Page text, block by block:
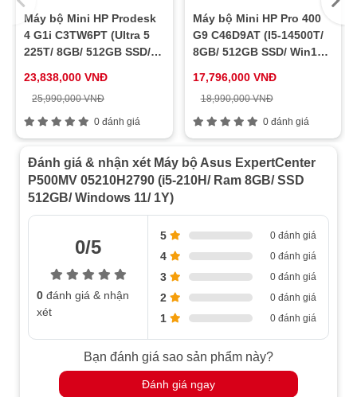
Kích thước
15.50cm x 29.60cm x 34.70cm (WxDxH)
Khối lượng
06.00 kg
Máy bộ Mini HP Prodesk
4 G1i C3TW6PT (Ultra 5
225T/ 8GB/ 512GB SSD/
23,838,000 VNĐ
25,990,000 VNĐ
0 đánh giá
Máy bộ Mini HP Pro 400
G9 C46D9AT (I5-14500T/
8GB/ 512GB SSD/ Win11/
17,796,000 VNĐ
18,990,000 VNĐ
0 đánh giá
Đánh giá & nhận xét Máy bộ Asus ExpertCenter
P500MV 05210H2790 (i5-210H/ Ram 8GB/ SSD
512GB/ Windows 11/ 1Y)
0/5
0 đánh giá & nhận
xét
5 0 đánh giá
4 0 đánh giá
3 0 đánh giá
2 0 đánh giá
1 0 đánh giá
Bạn đánh giá sao sản phẩm này?
Đánh giá ngay